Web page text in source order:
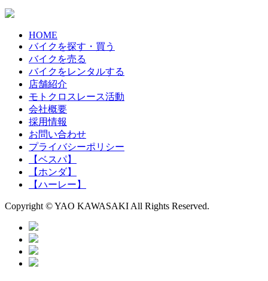
HOME
バイクを探す・買う
バイクを売る
バイクをレンタルする
店舗紹介
モトクロスレース活動
会社概要
採用情報
お問い合わせ
プライバシーポリシー
【ベスパ】
【ホンダ】
【ハーレー】
Copyright © YAO KAWASAKI All Rights Reserved.